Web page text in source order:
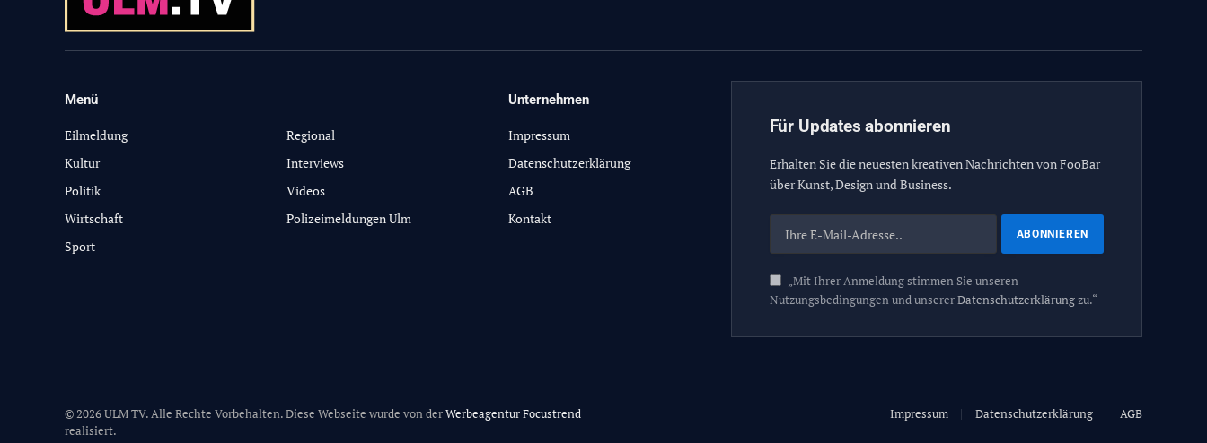
Menü
Eilmeldung
Kultur
Politik
Wirtschaft
Sport
Regional
Interviews
Videos
Polizeimeldungen Ulm
Unternehmen
Impressum
Datenschutzerklärung
AGB
Kontakt
Für Updates abonnieren
Erhalten Sie die neuesten kreativen Nachrichten von FooBar
über Kunst, Design und Business.
„Mit Ihrer Anmeldung stimmen Sie unseren
Nutzungsbedingungen und unsererDatenschutzerklärungzu.“
© 2026 ULM TV. Alle Rechte Vorbehalten. Diese Webseite wurde von derWerbeagentur Focustrend
realisiert.
Impressum Datenschutzerklärung AGB